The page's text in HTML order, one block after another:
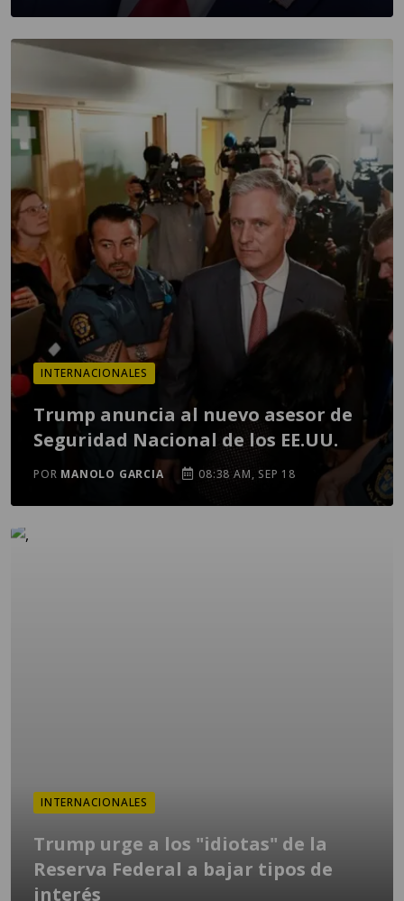
INTERNACIONALES
Trump anuncia al nuevo asesor de
Seguridad Nacional de los EE.UU.
POR MANOLO GARCIA 08:38 AM, SEP 18
INTERNACIONALES
Trump urge a los "idiotas" de la
Reserva Federal a bajar tipos de
interés